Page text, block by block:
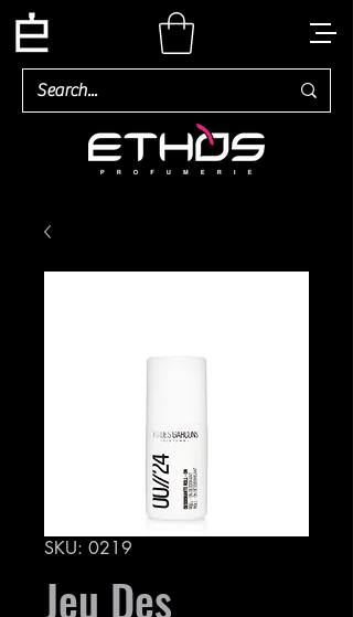
SKU: 0219
Jeu Des